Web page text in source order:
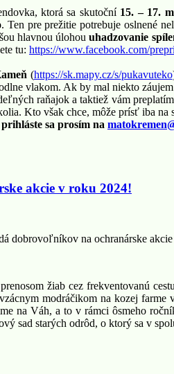
ktorá sa skutoční 15. – 17.
. Ten pre prežitie potrebuje oslnené
hlavnou úlohouuhadzovanie
tu: https://www.facebook.com/
(https://sk.mapy.cz/s/pukavuteko
vlakom. Ak by mal niekto
raňajok a taktiež vám
Kto však chce, môže prísť iba
sa prosím na
akcie v roku 2024!
dobrovoľníkov na ochranárske
žiab cez frekventovanú
modráčikom na kozej
na Váh, a to v rámci ôsmeho
sad starých odrôd, o ktorý sa v